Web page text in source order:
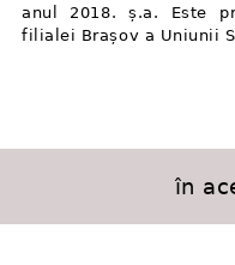
anul 2018. ș.a. Este
filialei Brașov a Uniunii
în